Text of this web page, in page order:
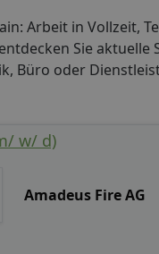
Arbeit in Vollzeit,
Sie aktuelle
Büro oder
w/ d)
Amadeus Fire AG